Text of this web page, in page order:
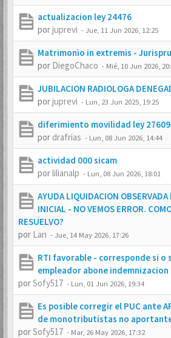
actualizacion ley 24476
porjuprevi -Jue, 11 Jun 2026, 12:25
Matrimonio in extremis -
por DiegoChaco - Mié, 10 Jun 2026,
JUBILACION RADIOLOGA
porjuprevi - Lun, 23 Jun 2025, 19:25
diferimiento movilidad ley 27609
por drafrias - Lun, 08 Jun 2026, 14:44
actividad 000 sicam
porlilianalp - Lun, 08 Jun 2026, 18:01
AYUDA LIQUIDACION OBSERVADA
INICIAL - NO VEMOS ERROR.
RESUELVO?
por Lan -Jue, 14 May 2026, 17:26
RTI favorable - corresponde si o
empleador abone indemnizacion
porSofy517 - Lun, 01 Jun 2026, 19:34
Es posible corregir el PUC ante
de monotributistas no
porSofy517 - Mar, 26 May 2026, 17:32